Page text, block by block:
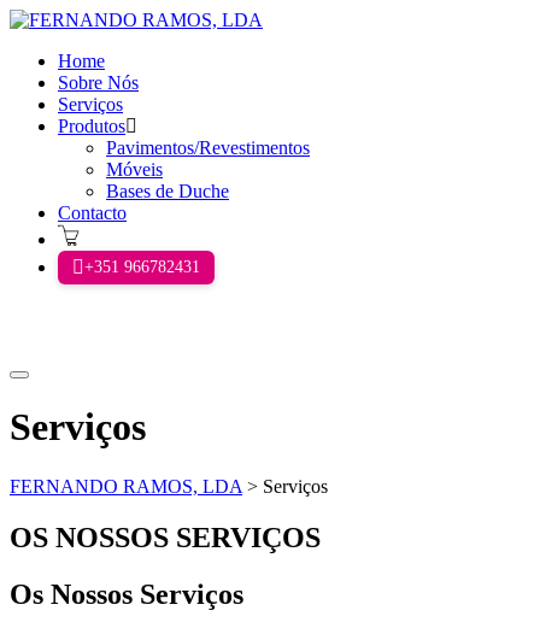
Home
Sobre Nós
Serviços
Produtos
Pavimentos/Revestimentos
Móveis
Bases de Duche
Contacto
+351 966782431
Menu
Serviços
FERNANDO RAMOS, LDA > Serviços
OS NOSSOS SERVIÇOS
Os Nossos Serviços